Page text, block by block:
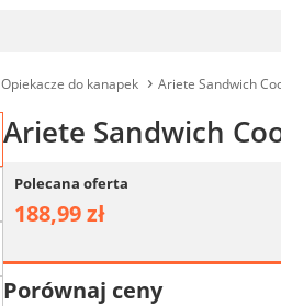
Opiekacze do kanapek Ariete Sandwich
Ariete Sandwich
Polecana oferta
188,99 zł
Porównaj ceny